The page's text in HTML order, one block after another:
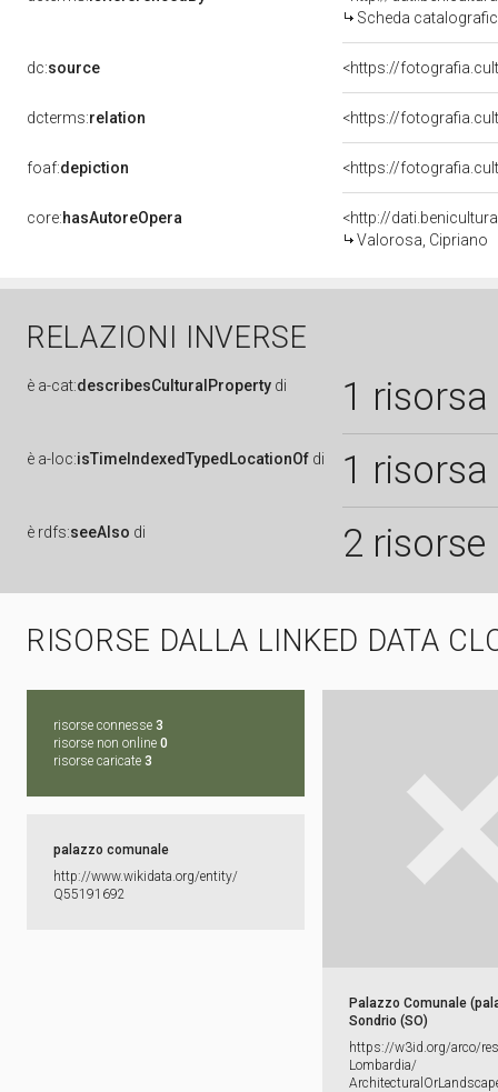
Scheda
dc:source <https://
dcterms:relation <https://
foaf:depiction
core:hasAutoreOpera
<http://
Valorosa, Cipriano
RELAZIONI INVERSE
è a-cat:describesCulturalProperty di 1 risorsa
è a-loc:isTimeIndexedTypedLocationOf di 1 risorsa
è rdfs:seeAlso di 2 risorse
RISORSE DALLA LINKED DATA
risorse connesse 3
risorse non online 0
risorse caricate 3
Palazzo Comunale
Sondrio (SO)
https:​/​/​w3id.​org/​arco/​
Lombardia/​
palazzo comunale
http:​/​/​www.​wikidata.​org/​entity/​
Q55191692